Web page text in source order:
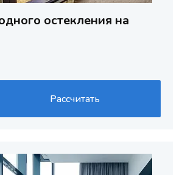
остекления на
Рассчитать